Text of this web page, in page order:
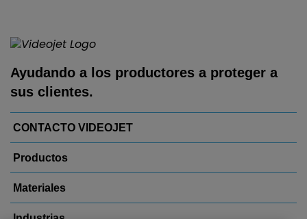
Ayudando a los productores a proteger a
sus clientes.
CONTACTO VIDEOJET
Productos
Materiales